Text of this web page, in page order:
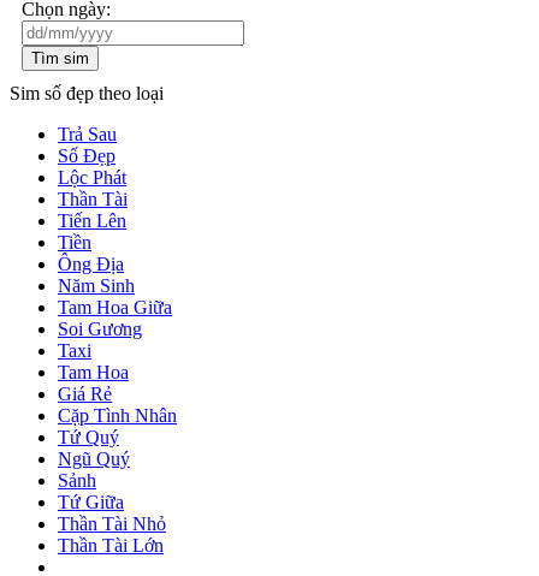
Chọn ngày:
Tìm sim
Sim số đẹp theo loại
Trả Sau
Số Đẹp
Lộc Phát
Thần Tài
Tiến Lên
Tiền
Ông Địa
Năm Sinh
Tam Hoa Giữa
Soi Gương
Taxi
Tam Hoa
Giá Rẻ
Cặp Tình Nhân
Tứ Quý
Ngũ Quý
Sảnh
Tứ Giữa
Thần Tài Nhỏ
Thần Tài Lớn